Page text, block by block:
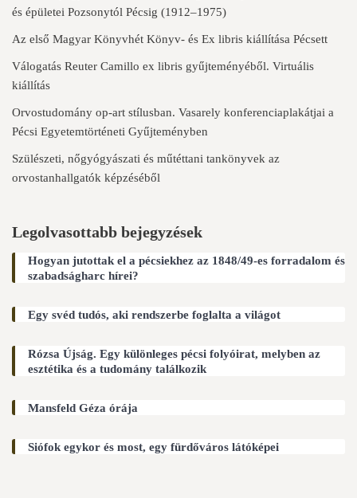
és épületei Pozsonytól Pécsig (1912–1975)
Az első Magyar Könyvhét Könyv- és Ex libris kiállítása Pécsett
Válogatás Reuter Camillo ex libris gyűjteményéből. Virtuális
kiállítás
Orvostudomány op-art stílusban. Vasarely konferenciaplakátjai a
Pécsi Egyetemtörténeti Gyűjteményben
Szülészeti, nőgyógyászati és műtéttani tankönyvek az
orvostanhallgatók képzéséből
Legolvasottabb bejegyzések
Hogyan jutottak el a pécsiekhez az 1848/49-es forradalom és
szabadságharc hírei?
Egy svéd tudós, aki rendszerbe foglalta a világot
Rózsa Újság. Egy különleges pécsi folyóirat, melyben az
esztétika és a tudomány találkozik
Mansfeld Géza órája
Siófok egykor és most, egy fürdőváros látóképei